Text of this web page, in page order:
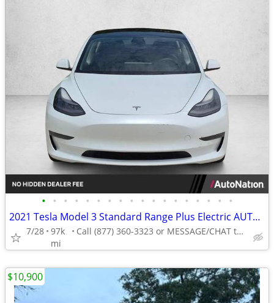
• • • • • • • • • • • • • • • • • •
2021 Tesla Model 3 Standard Range Plus Electric AUTONATION
7/28 97k
mi
Call (877) 360-3323 or MESSAGE/CHAT to confirm availability
$10,900